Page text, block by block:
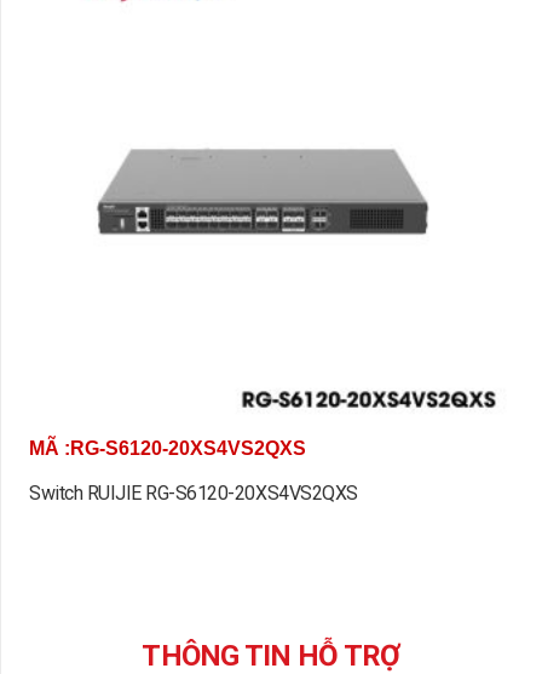
MÃ :RG-S6120-20XS4VS2QXS
Switch RUIJIE RG-S6120-20XS4VS2QXS
THÔNG TIN HỖ TRỢ